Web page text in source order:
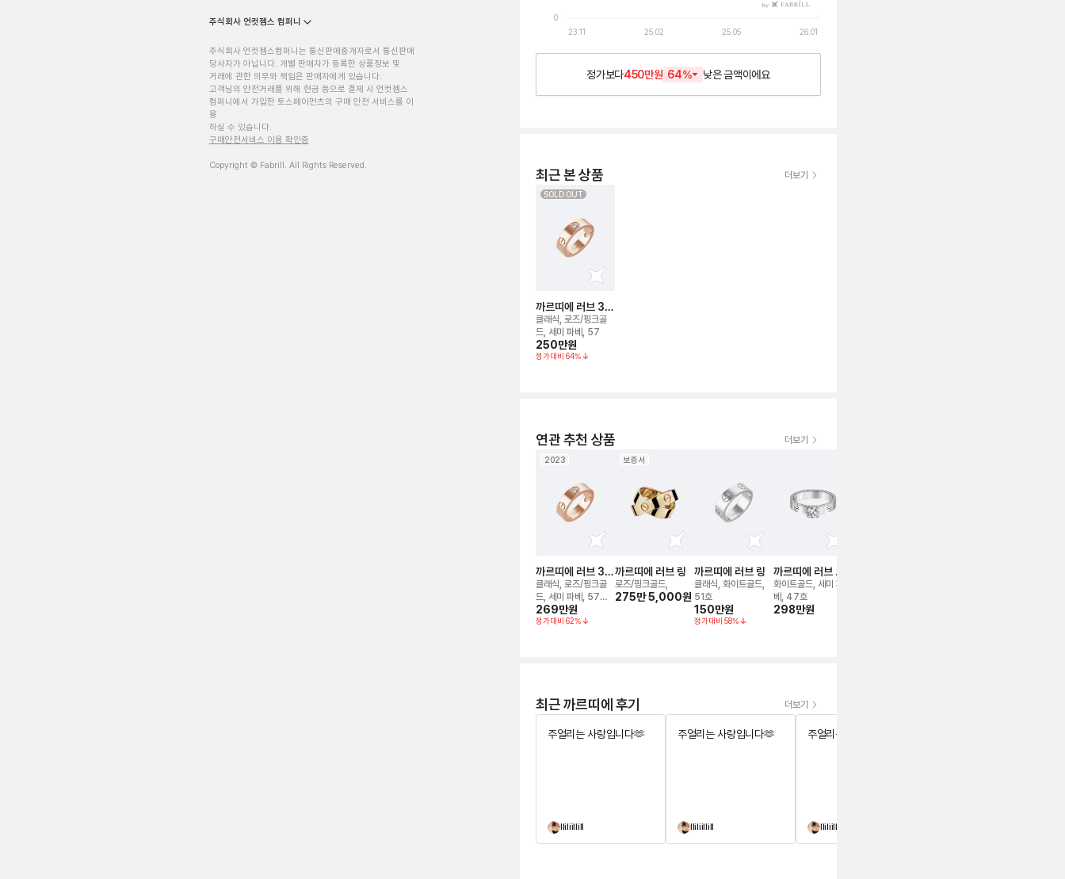
주식회사 언컷젬스 컴퍼니
주식회사 언컷젬스컴퍼니는 통신판매중개자로서 통신판매
당사자가 아닙니다. 개별 판매자가 등록한 상품정보 및
거래에 관한 의무와 책임은 판매자에게 있습니다.
고객님의 안전거래를 위해 현금 등으로 결제 시 언컷젬스
컴퍼니에서 가입한 토스페이먼츠의 구매 안전 서비스를 이
용
하실 수 있습니다.
구매안전서비스 이용 확인증
Copyright © Fabrill. All Rights Reserved.
0
23.11 25.02 25.05 26.01
by
정가보다450만원 64% 낮은금액이에요
최근 본 상품 더보기
SOLD OUT
까르띠에 러브 3p
링
클래식, 로즈/핑크골
드, 세미 파베, 57
250만원
정가대비 64%
연관 추천 상품 더보기
2023
까르띠에 러브 3p
링
클래식, 로즈/핑크골
드, 세미 파베, 57호
(17호)
269만원
정가대비 62%
보증서
까르띠에 러브 링
로즈/핑크골드,
275만 5,000원
까르띠에 러브 링
클래식, 화이트골드,
51호
150만원
정가대비 58%
까르띠에 러브 솔
리테어 링
화이트골드, 세미 파
베, 47호
298만원
최근 까르띠에 후기 더보기
주얼리는 사랑입니다🫶
lliliillill
주얼리는 사랑입니다🫶
lliliillill
주얼리는 사랑입니다🫶
lliliillill